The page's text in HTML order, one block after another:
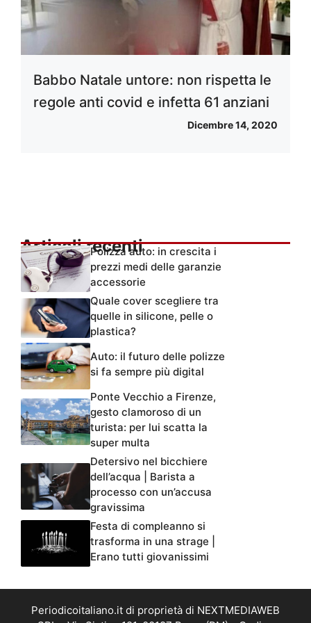
Babbo Natale untore: non rispetta le
regole anti covid e infetta 61 anziani
Dicembre 14, 2020
Articoli recentiPolizza auto: in crescita i
prezzi medi delle garanzie
accessorie
Quale cover scegliere tra
quelle in silicone, pelle o
plastica?
Auto: il futuro delle polizze
si fa sempre più digital
Ponte Vecchio a Firenze,
gesto clamoroso di un
turista: per lui scatta la
super multa
Detersivo nel bicchiere
dell’acqua | Barista a
processo con un’accusa
gravissima
Festa di compleanno si
trasforma in una strage |
Erano tutti giovanissimi
Periodicoitaliano.it di proprietà di NEXTMEDIAWEB